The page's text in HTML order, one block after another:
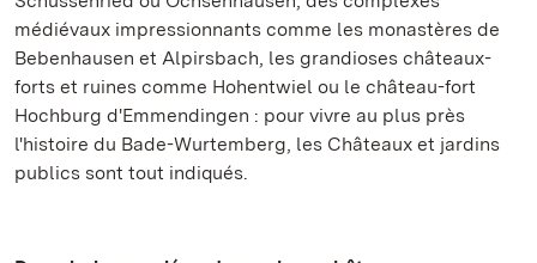
médiévaux impressionnants comme les monastères de
Bebenhausen et Alpirsbach, les grandioses châteaux-
forts et ruines comme Hohentwiel ou le château-fort
Hochburg d'Emmendingen : pour vivre au plus près
l'histoire du Bade-Wurtemberg, les Châteaux et jardins
publics sont tout indiqués.